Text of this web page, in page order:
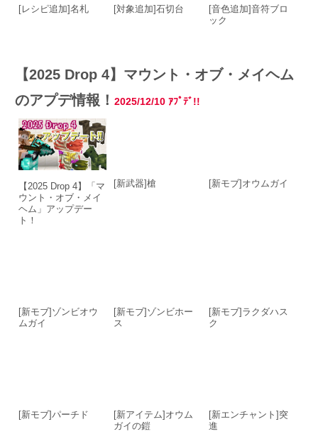
[レシピ追加]名札 [対象追加]石切台
[音色追加]音符ブロ
ック
【2025 Drop 4】マウント・オブ・メイヘム
のアプデ情報！ 2025/12/10 ｱﾌﾟﾃﾞ!!
【2025 Drop 4】「マ
ウント・オブ・メイ
ヘム」アップデー
ト！
[新武器]槍 [新モブ]オウムガイ
[新モブ]ゾンビオウ
ムガイ
[新モブ]ゾンビホー
ス
[新モブ]ラクダハス
ク
[新モブ]パーチド
[新アイテム]オウム
ガイの鎧
[新エンチャント]突
進